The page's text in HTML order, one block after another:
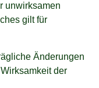
unwirksamen
gilt für
Änderungen
der